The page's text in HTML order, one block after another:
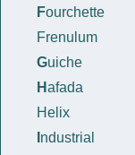
Fourchette
Frenulum
Guiche
Hafada
Helix
ndustrial